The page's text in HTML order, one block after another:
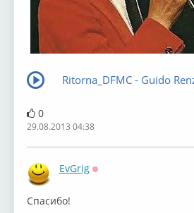
Ritorna_DFMC - Guido
0
29.08.2013 04:38
EvGrig
Спасибо!